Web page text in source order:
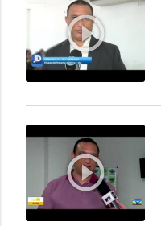
play_circle_outline
play_circle_outline